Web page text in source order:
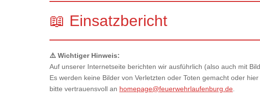
📖 Einsatzbericht
⚠️ Wichtiger Hinweis:
Auf unserer Internetseite berichten wir ausführlich (also auch mit
Es werden keine Bilder von Verletzten oder Toten gemacht oder
bitte vertrauensvoll an homepage@feuerwehrlaufenburg.de.